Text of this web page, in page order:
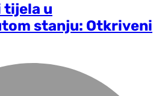
tijela u
stanju: Otkriveni